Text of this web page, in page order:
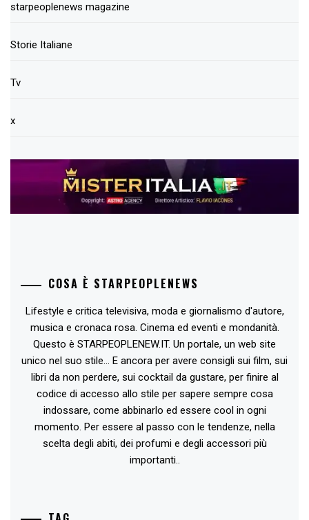
starpeoplenews magazine
Storie Italiane
Tv
x
COSA È STARPEOPLENEWS
Lifestyle e critica televisiva, moda e giornalismo d'autore,
musica e cronaca rosa. Cinema ed eventi e mondanità.
Questo è STARPEOPLENEW.IT. Un portale, un web site
unico nel suo stile... E ancora per avere consigli sui film, sui
libri da non perdere, sui cocktail da gustare, per finire al
codice di accesso allo stile per sapere sempre cosa
indossare, come abbinarlo ed essere cool in ogni
momento. Per essere al passo con le tendenze, nella
scelta degli abiti, dei profumi e degli accessori più
importanti..